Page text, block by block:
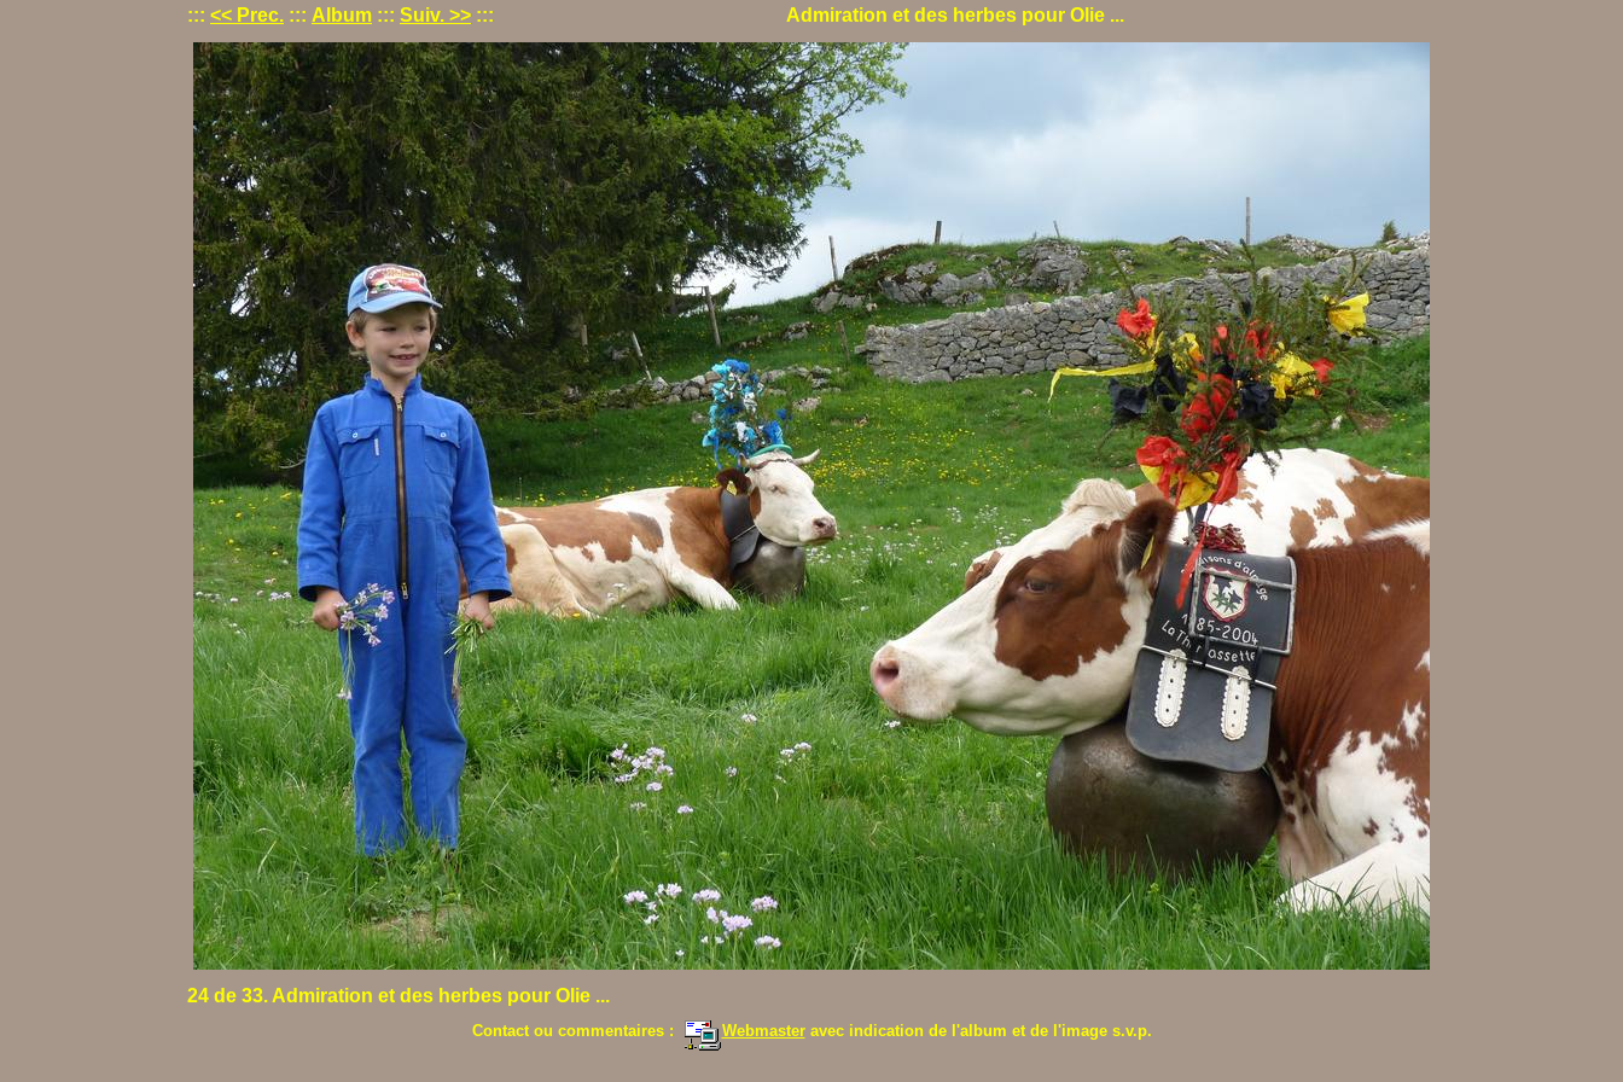
::: << Prec. ::: Album ::: Suiv. >> ::: Admiration et des herbes pour Olie ...
24 de 33. Admiration et des herbes pour Olie ...
Contact ou commentaires : Webmasteravec indication de l'album et de l'image s.v.p.